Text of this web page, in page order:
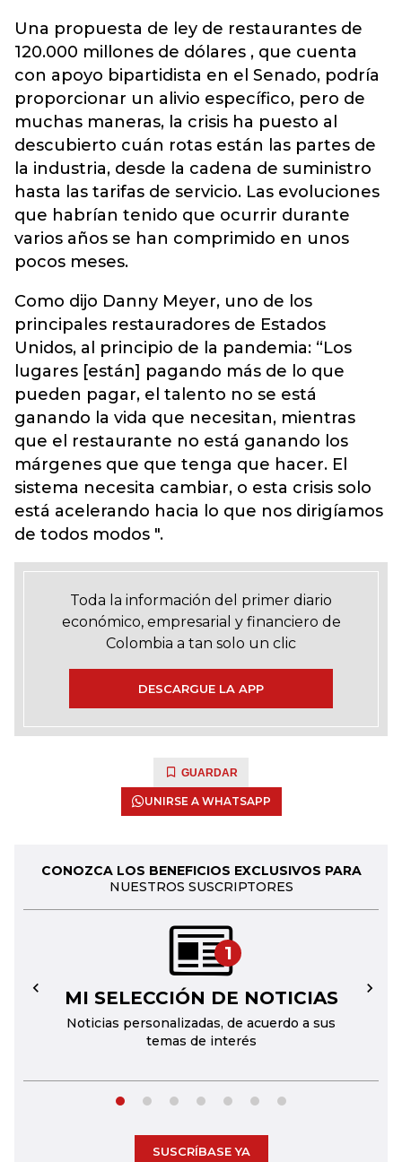
Una propuesta de ley de restaurantes de
120.000 millones de dólares , que cuenta
con apoyo bipartidista en el Senado, podría
proporcionar un alivio específico, pero de
muchas maneras, la crisis ha puesto al
descubierto cuán rotas están las partes de
la industria, desde la cadena de suministro
hasta las tarifas de servicio. Las evoluciones
que habrían tenido que ocurrir durante
varios años se han comprimido en unos
pocos meses.
Como dijo Danny Meyer, uno de los
principales restauradores de Estados
Unidos, al principio de la pandemia: “Los
lugares [están] pagando más de lo que
pueden pagar, el talento no se está
ganando la vida que necesitan, mientras
que el restaurante no está ganando los
márgenes que que tenga que hacer. El
sistema necesita cambiar, o esta crisis solo
está acelerando hacia lo que nos dirigíamos
de todos modos ".
Toda la información del primer diario
económico, empresarial y financiero de
Colombia a tan solo un clic
DESCARGUE LA APP
GUARDAR
UNIRSE A WHATSAPP
CONOZCA LOS BENEFICIOS EXCLUSIVOS PARA
NUESTROS SUSCRIPTORES
1
MI SELECCIÓN DE NOTICIAS
Noticias personalizadas, de acuerdo a sus
temas de interés
← →
SUSCRÍBASE YA